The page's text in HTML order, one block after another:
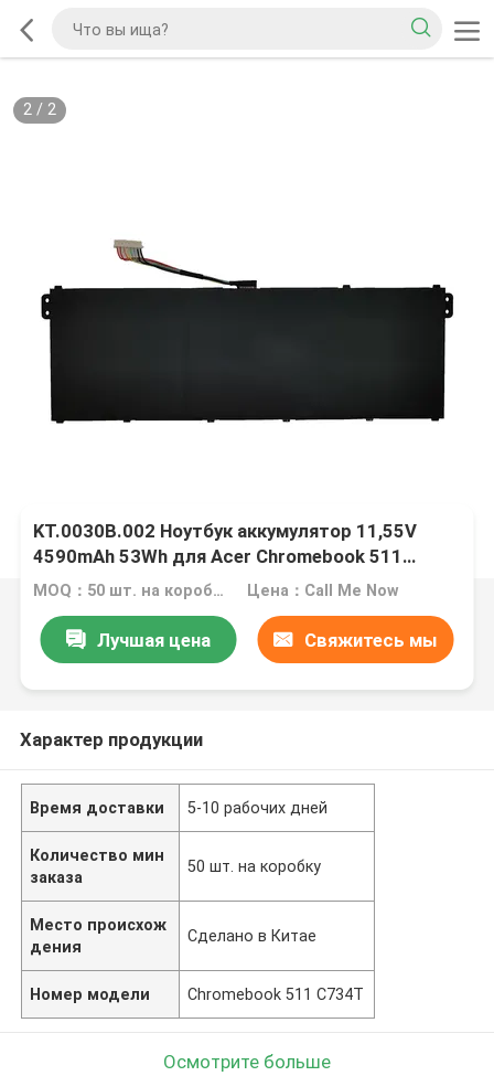
2/ 2
KT.0030B.002 Ноутбук аккумулятор 11,55V
4590mAh 53Wh для Acer Chromebook 511
C734T
MOQ：50 шт. на коробку Цена：Call Me Now
Лучшая цена Свяжитесь мы
Характер продукции
Время доставки 5-10 рабочих дней
Количество мин
заказа
50 шт. на коробку
Место происхож
дения
Сделано в Китае
Номер модели Chromebook 511 C734T
Осмотрите больше